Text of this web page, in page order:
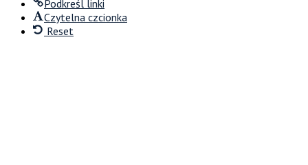
Podkreśl linki
Czytelna czcionka
Reset